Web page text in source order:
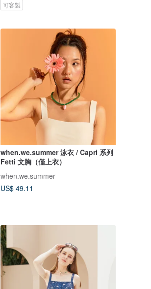
可客製
when.we.summer 泳衣 / Capri 系列
Fetti 文胸（僅上衣）
when.we.summer
US$ 49.11